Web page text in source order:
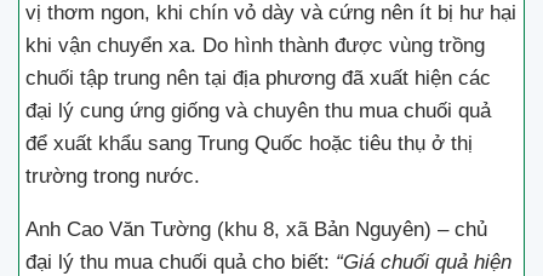
vị thơm ngon, khi chín vỏ dày và cứng nên ít bị hư hại
khi vận chuyển xa. Do hình thành được vùng trồng
chuối tập trung nên tại địa phương đã xuất hiện các
đại lý cung ứng giống và chuyên thu mua chuối quả
để xuất khẩu sang Trung Quốc hoặc tiêu thụ ở thị
trường trong nước.
Anh Cao Văn Tường (khu 8, xã Bản Nguyên) – chủ
đại lý thu mua chuối quả cho biết: “Giá chuối quả hiện